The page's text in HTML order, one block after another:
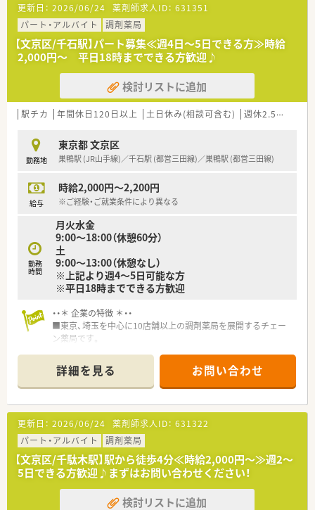
≪こんな薬局です≫
■人気の山手線沿線！駒込駅より徒歩2分とアクセス良好です♪
■近隣の３店舗で受けている処方は幅広く一通りの処方・業務が
経験できますのでキャリアアップには最適な環境です
■処方箋枚数は100枚/日前後になります！
■今回の募集は処方箋枚数の増加による募集です！
≪こんな方にオススメ≫
■地域医療に貢献したい方
■アクセスしやすい勤務地にこだわりのある方
■ライフワークバランスを整えたい方
更新日： 2026/06/24 薬剤師求人ID： 631351
パート・アルバイト
調剤薬局
【文京区/千石駅】パート募集≪週4日～5日できる方≫時給
2,000円～ 平日18時までできる方歓迎♪
検討リストに追加
駅チカ 年間休日120日以上 土日休み(相談可含む) 週休2.5日以上
勤務地
東京都 文京区
巣鴨駅 (JR山手線)／千石駅 (都営三田線)／巣鴨駅 (都営三田線)
給与
時給2,000円～2,200円
※ご経験・ご就業条件により異なる
勤務
時間
月火水金
9:00～18:00（休憩60分）
土
9:00～13:00（休憩なし）
※上記より週4～5日可能な方
※平日18時までできる方歓迎
・・＊ 企業の特徴 ＊・・
■東京、埼玉を中心に10店舗以上の調剤薬局を展開するチェー
ン薬局です。
■地域密着型の薬局を展開しています。
患者様との距離も近く、気軽に何でも話せる【相談薬局】を目指
しています。
■年間休日120日以上！福利厚生も充実しているので長くご就業
出来る環境が整っています★
詳細を見る お問い合わせ
更新日： 2026/06/24 薬剤師求人ID： 631322
パート・アルバイト
調剤薬局
【文京区/千駄木駅】駅から徒歩4分≪時給2,000円～≫週2～
5日できる方歓迎♪まずはお問い合わせください！
検討リストに追加